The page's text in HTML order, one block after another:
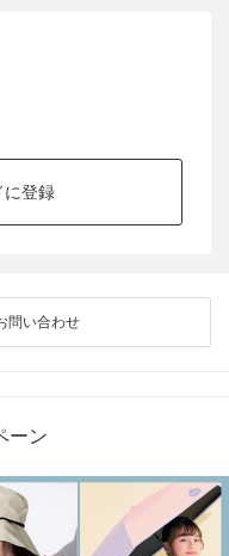
に登録
問い合わせ
ーン